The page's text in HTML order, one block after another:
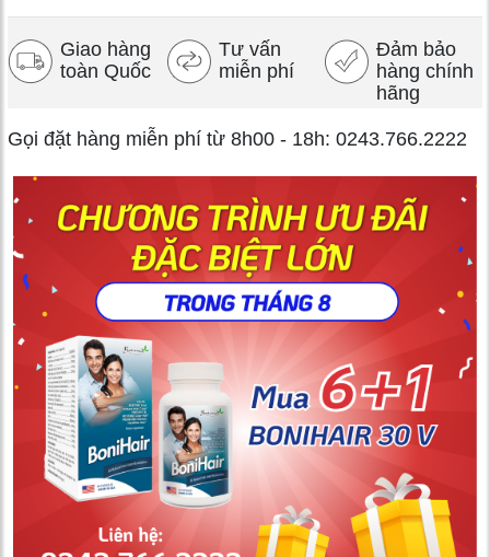
Giao hàng
toàn Quốc
Tư vấn
miễn phí
Đảm bảo
hàng chính
hãng
Gọi đặt hàng miễn phí từ 8h00 - 18h: 0243.766.2222